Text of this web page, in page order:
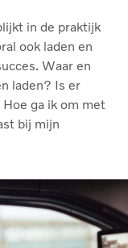
in de praktijk
ook laden en
Waar en
laden? Is er
ga ik om met
bij mijn